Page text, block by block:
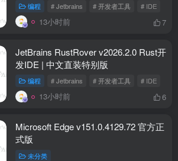
编程 # Jetbrains # 开发者工具 # IDE
13小时前 7
JetBrains RustRover v2026.2.0 Rust开
发IDE | 中文直装特别版
编程 # Jetbrains # 开发者工具 # IDE
13小时前 6
Microsoft Edge v151.0.4129.72 官方正
式版
未分类